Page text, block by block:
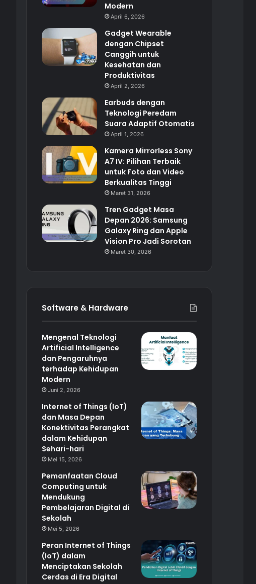
Modern
April 6, 2026
Gadget Wearable
dengan Chipset
Canggih untuk
Kesehatan dan
Produktivitas
April 2, 2026
Earbuds dengan
Teknologi Peredam
Suara Adaptif Otomatis
April 1, 2026
Kamera Mirrorless Sony
A7 IV: Pilihan Terbaik
untuk Foto dan Video
Berkualitas Tinggi
Maret 31, 2026
Tren Gadget Masa
Depan 2026: Samsung
Galaxy Ring dan Apple
Vision Pro Jadi Sorotan
Maret 30, 2026
Software & Hardware
Mengenal Teknologi
Artificial Intelligence
dan Pengaruhnya
terhadap Kehidupan
Modern
Juni 2, 2026
Internet of Things (IoT)
dan Masa Depan
Konektivitas Perangkat
dalam Kehidupan
Sehari-hari
Mei 15, 2026
Pemanfaatan Cloud
Computing untuk
Mendukung
Pembelajaran Digital di
Sekolah
Mei 5, 2026
Peran Internet of Things
(IoT) dalam
Menciptakan Sekolah
Cerdas di Era Digital